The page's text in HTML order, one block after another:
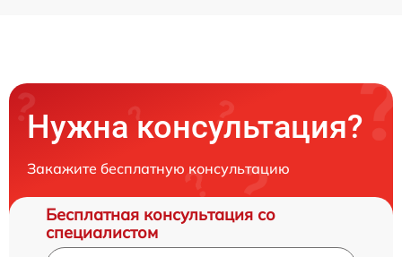
Нужна консультация?
Закажите бесплатную консультацию
Бесплатная консультация со
специалистом